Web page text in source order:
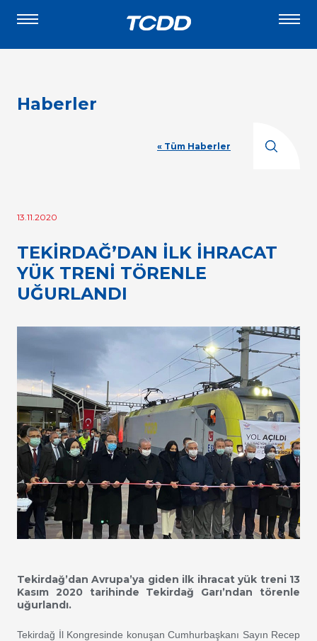
Haberler
« Tüm Haberler
13.11.2020
TEKİRDAĞ’DAN İLK İHRACAT
YÜK TRENİ TÖRENLE
UĞURLANDI
Tekirdağ’dan Avrupa’ya giden ilk ihracat yük treni 13
Kasım 2020 tarihinde Tekirdağ Garı’ndan törenle
uğurlandı.
Tekirdağ İl Kongresinde konuşan Cumhurbaşkanı Sayın Recep